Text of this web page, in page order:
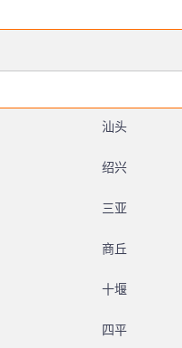
汕头
绍兴
三亚
商丘
十堰
四平